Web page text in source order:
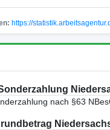
https://
nach §63